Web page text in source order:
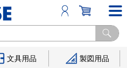
文具用品 製図用品